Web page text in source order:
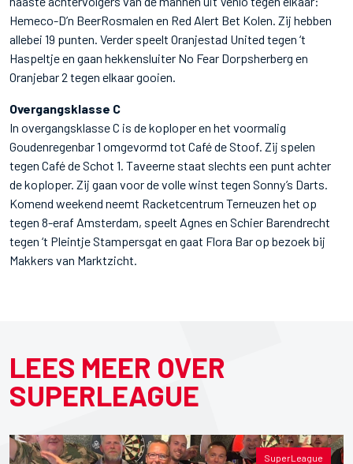
Hemeco-D’n BeerRosmalen en Red Alert Bet Kolen. Zij hebben
allebei 19 punten. Verder speelt Oranjestad United tegen ‘t
Haspeltje en gaan hekkensluiter No Fear Dorpsherberg en
Oranjebar 2 tegen elkaar gooien.
Overgangsklasse C
In overgangsklasse C is de koploper en het voormalig
Goudenregenbar 1 omgevormd tot Café de Stoof. Zij spelen
tegen Café de Schot 1. Taveerne staat slechts een punt achter
de koploper. Zij gaan voor de volle winst tegen Sonny’s Darts.
Komend weekend neemt Racketcentrum Terneuzen het op
tegen 8-eraf Amsterdam, speelt Agnes en Schier Barendrecht
tegen ‘t Pleintje Stampersgat en gaat Flora Bar op bezoek bij
Makkers van Marktzicht.
LEES MEER OVER
SUPERLEAGUE
SuperLeague